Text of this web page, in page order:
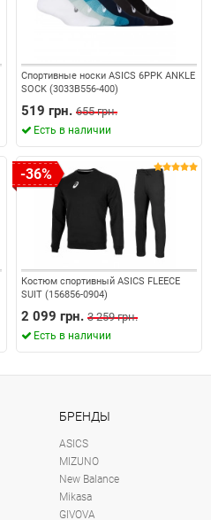
Спортивные носки ASICS 6PPK ANKLE
SOCK (3033B556-400)
519 грн. 655 грн.
Есть в наличии
-36%
Костюм спортивный ASICS FLEECE
SUIT (156856-0904)
2 099 грн. 3 259 грн.
Есть в наличии
БРЕНДЫ
ASICS
MIZUNO
New Balance
Mikasa
GIVOVA